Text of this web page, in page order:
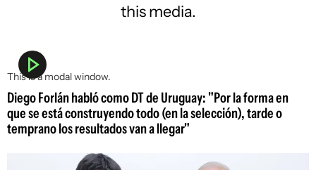
This is a modal window.
this media.
Diego Forlán habló como DT de Uruguay: "Por la forma en
que se está construyendo todo (en la selección), tarde o
temprano los resultados van a llegar"